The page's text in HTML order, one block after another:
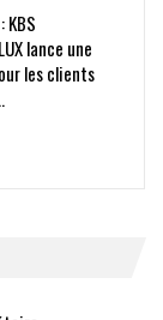
KBS
lance une
les clients